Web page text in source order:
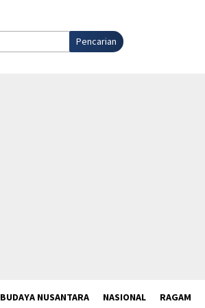
Pencarian
BUDAYA NUSANTARA NASIONAL RAGAM